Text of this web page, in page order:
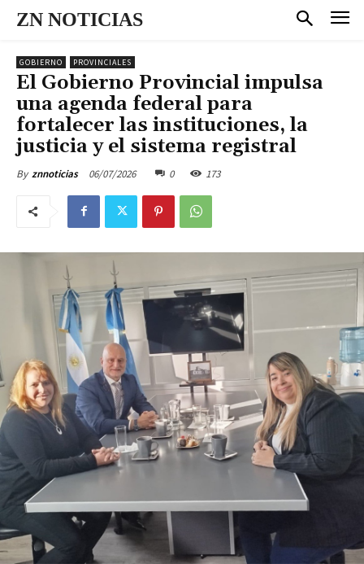
ZN NOTICIAS
GOBIERNO PROVINCIALES
El Gobierno Provincial impulsa
una agenda federal para
fortalecer las instituciones, la
justicia y el sistema registral
By znnoticias 06/07/2026 0 173